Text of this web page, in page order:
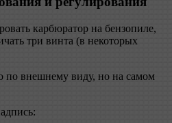
карбюратор на бензопиле,
три винта (в некоторых
по внешнему виду, но на самом